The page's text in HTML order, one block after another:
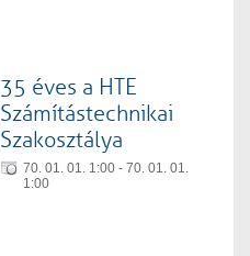
35 éves a HTE
Számítástechnikai
Szakosztálya
70. 01. 01. 1:00 - 70. 01. 01.
1:00